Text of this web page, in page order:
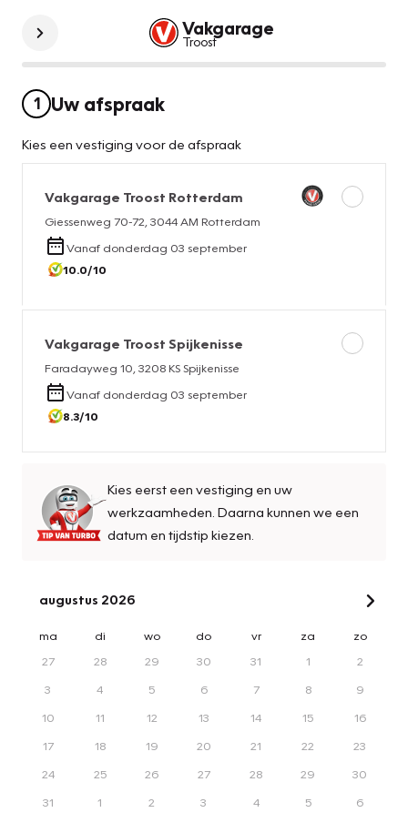
Vakgarage
Troost
1 Uw afspraak
Kies een vestiging voor de afspraak
Vakgarage Troost Rotterdam
Giessenweg 70-72 3044 AM Rotterdam
Vanaf donderdag 03 september
10.0/10
Vakgarage Troost Spijkenisse
Faradayweg 10 3208 KSSpijkenisse
Vanaf donderdag 03 september
8.3/10
Kies eerst een vestiging en uw
werkzaamheden. Daarna kunnen we een
datum en tijdstip kiezen.
augustus 2026
ma di wo do vr za
zo
27
28 29 30 31 1
2
3
4 5 6 7 8
9
10
11 12 13 14 15
16
17
18 19 20 21 22
23
24
25 26 27 28 29
30
31
1 2 3 4 5 6